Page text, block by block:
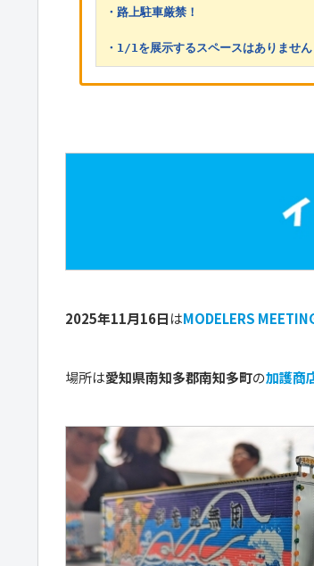
・路上駐車厳禁！
・1/1を展示するスペースはありません
2025年11月16日はMODELERS
場所は愛知県南知多郡南知多町の加護商